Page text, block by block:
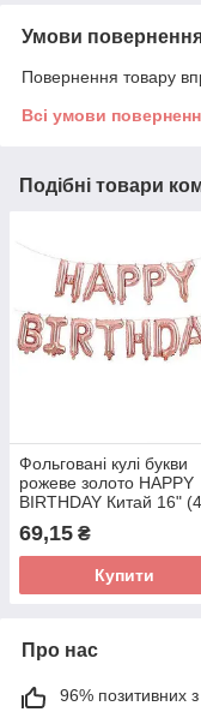
Умови
Повернення товару
Всі умови
Подібні товари
Фольговані кулі букви
рожеве золото HAPPY
BIRTHDAY Китай 16"
69,15 ₴
Купити
Про нас
96% позитивних з